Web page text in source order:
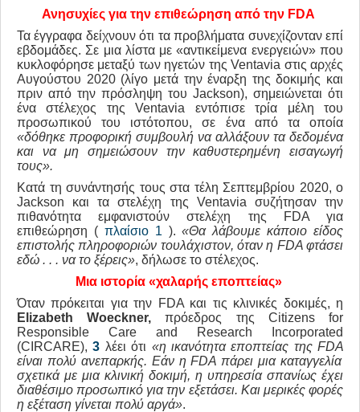
Ανησυχίες για την επιθεώρηση από την FDA
Τα έγγραφα δείχνουν ότι τα προβλήματα συνεχίζονταν επί
εβδομάδες. Σε μια λίστα με «αντικείμενα ενεργειών» που
κυκλοφόρησε μεταξύ των ηγετών της Ventavia στις αρχές
Αυγούστου 2020 (λίγο μετά την έναρξη της δοκιμής και
πριν από την πρόσληψη του Jackson), σημειώνεται ότι
ένα στέλεχος της Ventavia εντόπισε τρία μέλη του
προσωπικού του ιστότοπου, σε ένα από τα οποία
«δόθηκε προφορική συμβουλή να αλλάξουν τα δεδομένα
και να μη σημειώσουν την καθυστερημένη εισαγωγή
τους».
Κατά τη συνάντησής τους στα τέλη Σεπτεμβρίου 2020, ο
Jackson και τα στελέχη της Ventavia συζήτησαν την
πιθανότητα εμφανιστούν στελέχη της FDA για
επιθεώρηση ( πλαίσιο 1 ).«Θα λάβουμε κάποιο είδος
επιστολής πληροφοριών τουλάχιστον, όταν η FDAφτάσει
εδώ . . . να το ξέρεις», δήλωσε το στέλεχος.
Μια ιστορία «χαλαρής εποπτείας»
Όταν πρόκειται για την FDA και τις κλινικές δοκιμές, η
Elizabeth Woeckner, πρόεδρος της Citizens for
Responsible Care and Research Incorporated
(CIRCARE),3 λέει ότι «η ικανότητα εποπτείας της FDA
είναι πολύ ανεπαρκής. Εάν η FDA πάρει μια καταγγελία
σχετικά με μια κλινική δοκιμή, η υπηρεσία σπανίως έχει
διαθέσιμο προσωπικό για την εξετάσει. Και μερικές φορές
η εξέταση γίνεται πολύ αργά».